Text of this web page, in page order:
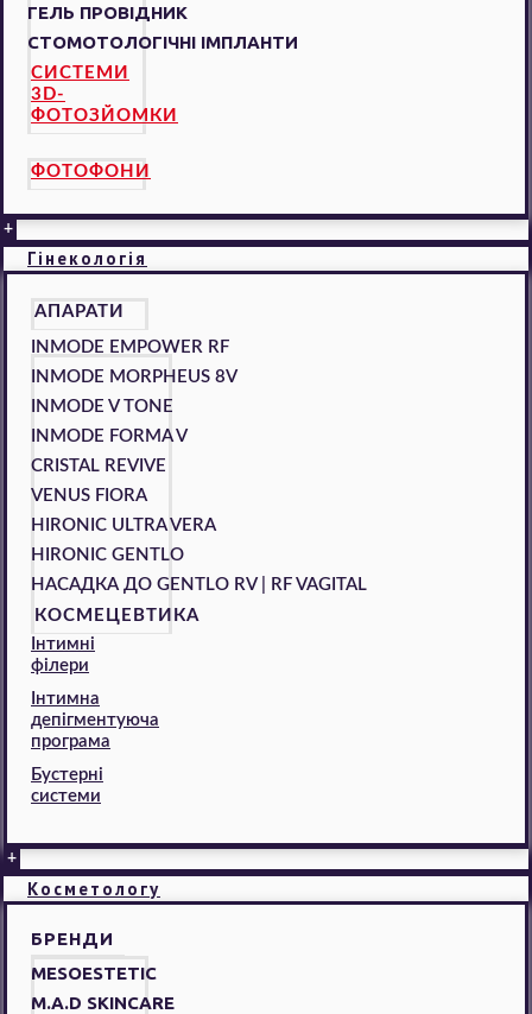
ГЕЛЬ ПРОВІДНИК
СТОМОТОЛОГІЧНІ ІМПЛАНТИ
СИСТЕМИ
3D-
ФОТОЗЙОМКИ
ФОТОФОНИ
+
Гінекологія
АПАРАТИ
INMODE EMPOWER RF
INMODE MORPHEUS 8V
INMODE V TONE
INMODE FORMA V
CRISTAL REVIVE
VENUS FIORA
HIRONIC ULTRA VERA
HIRONIC GENTLO
НАСАДКА ДО GENTLO RV | RF VAGITAL
КОСМЕЦЕВТИКА
Інтимні
філери
Інтимна
депігментуюча
програма
Бустерні
системи
+
Косметологу
БРЕНДИ
MESOESTETIC
M.A.D SKINCARE